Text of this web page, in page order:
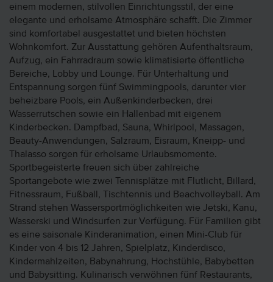
einem modernen, stilvollen Einrichtungsstil, der eine
elegante und erholsame Atmosphäre schafft. Die Zimmer
sind komfortabel ausgestattet und bieten höchsten
Wohnkomfort. Zur Ausstattung gehören Aufenthaltsraum,
Aufzug, ein Fahrradraum sowie klimatisierte öffentliche
Bereiche, Lobby und Lounge. Für Unterhaltung und
Entspannung sorgen fünf Swimmingpools, darunter vier
beheizbare Pools, ein Außenkinderbecken, drei
Wasserrutschen sowie ein Hallenbad mit eigenem
Kinderbecken. Dampfbad, Sauna, Whirlpool, Massagen,
Beauty-Anwendungen, Salzraum, Eisraum, Kneipp- und
Thalasso sorgen für erholsame Urlaubsmomente.
Sportbegeisterte freuen sich über zahlreiche
Sportangebote wie zwei Tennisplätze mit Flutlicht, Billard,
Fitnessraum, Fußball, Tischtennis und Beachvolleyball. Am
Strand stehen Wassersportmöglichkeiten wie Jetski, Kanu,
Wasserski und Windsurfen zur Verfügung. Für Familien gibt
es eine saisonale Kinderanimation, einen Mini-Club für
Kinder von 4 bis 12 Jahren, Spielplatz, Kinderdisco,
Kindermahlzeiten, Babynahrung, Hochstühle, Babybetten
und Babysitting. Kulinarisch verwöhnen fünf Restaurants,